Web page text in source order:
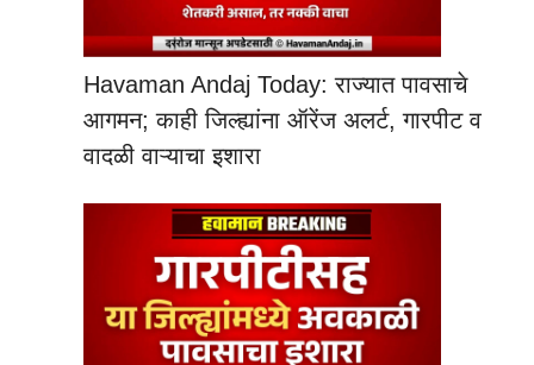
Havaman Andaj Today: राज्यात पावसाचे
आगमन; काही जिल्ह्यांना ऑरेंज अलर्ट, गारपीट व
वादळी वाऱ्याचा इशारा